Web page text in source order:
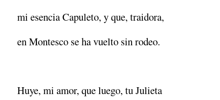
mi esencia Capuleto, y que, traidora,
en Montesco se ha vuelto sin rodeo.
Huye, mi amor, que luego, tu Julieta